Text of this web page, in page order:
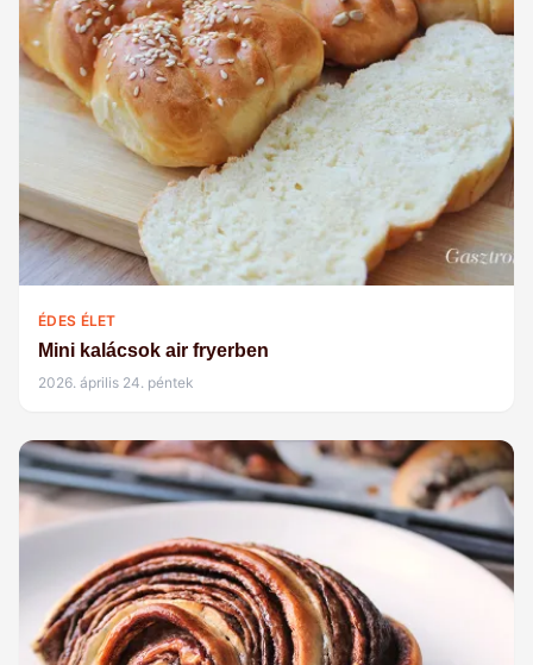
ÉDES ÉLET
Mini kalácsok air fryerben
2026. április 24. péntek